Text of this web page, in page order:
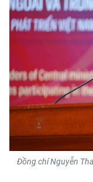
Đồng chí Nguyễn